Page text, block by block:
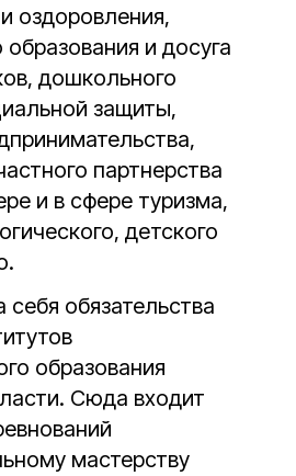
оздоровления,
и досуга
дошкольного
защиты,
партнерства
и в сфере туризма,
детского
обязательства
образования
Сюда входит
мастерству